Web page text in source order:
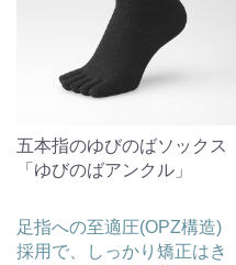
五本指のゆびのばソックス
「ゆびのばアンクル」
足指への至適圧(OPZ構造)
採用で、しっかり矯正はき